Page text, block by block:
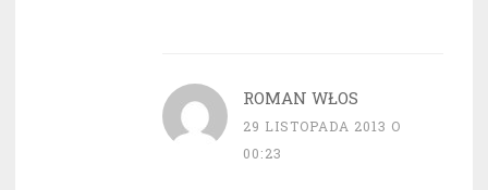
ROMAN WŁOS
29 LISTOPADA 2013 O
00:23